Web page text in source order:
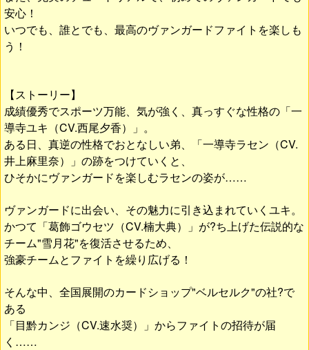
安心！
いつでも、誰とでも、最高のヴァンガードファイトを楽しも
う！
【ストーリー】
成績優秀でスポーツ万能、気が強く、真っすぐな性格の「一
導寺ユキ（CV.西尾夕香）」。
ある日、真逆の性格でおとなしい弟、「一導寺ラセン（CV.
井上麻里奈）」の跡をつけていくと、
ひそかにヴァンガードを楽しむラセンの姿が……
ヴァンガードに出会い、その魅力に引き込まれていくユキ。
かつて「葛飾ゴウセツ（CV.楠大典）」が?ち上げた伝説的な
チーム"雪月花"を復活させるため、
強豪チームとファイトを繰り広げる！
そんな中、全国展開のカードショップ"ベルセルク"の社?で
ある
「目黔カンジ（CV.速水奨）」からファイトの招待が届
く……